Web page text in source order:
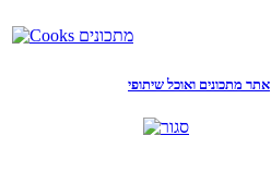
אתר מתכונים ואוכל שיתופי